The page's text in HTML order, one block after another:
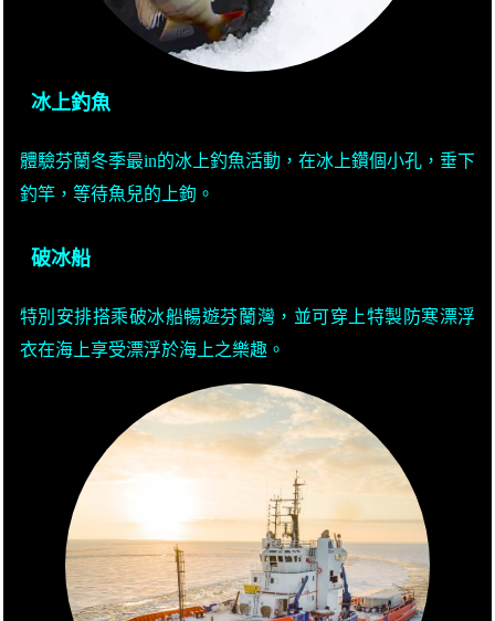
冰上釣魚
體驗芬蘭冬季最in的冰上釣魚活動，在冰上鑽個小孔，垂下
釣竿，等待魚兒的上鉤。
破冰船
特別安排搭乘破冰船暢遊芬蘭灣，並可穿上特製防寒漂浮
衣在海上享受漂浮於海上之樂趣。